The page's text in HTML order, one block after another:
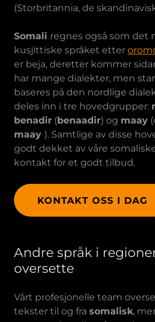
(Storbritannia, de
Somali regnes også som det
kusjittiske språket etter
er beja, deretter kommer
har mange dialekter, men
baseres på den nordlige
deles inn i tre hovedgrupper:
benadir (benaadir) og maay
maay ). Samtlige av disse
godt dekket av våre
kontakt for et godt tilbud.
KONTAKT OSS I DAG
Andre språk i
oversette
Vårt profesjonelle team
tekster til og fra somalisk,